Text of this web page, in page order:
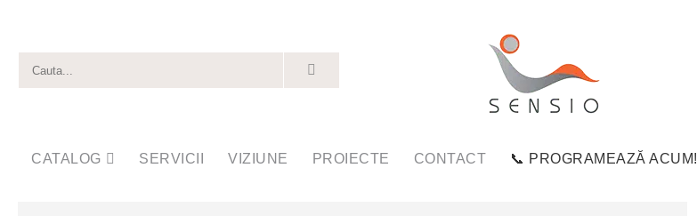
CATALOG SERVICII VIZIUNE PROIECTE CONTACT 📞 PROGRAMEAZĂ ACUM!